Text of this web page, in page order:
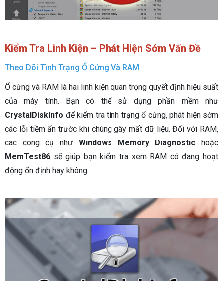
Kiểm Tra Linh Kiện – Phát Hiện Sớm Vấn Đề
Theo Dõi Tình Trạng Ổ Cứng Và RAM
Ổ cứng và RAM là hai linh kiện quan trọng quyết định hiệu suất
của máy tính. Bạn có thể sử dụng phần mềm như
CrystalDiskInfo để kiểm tra tình trạng ổ cứng, phát hiện sớm
các lỗi tiềm ẩn trước khi chúng gây mất dữ liệu. Đối với RAM,
các công cụ như Windows Memory Diagnostic hoặc
MemTest86 sẽ giúp bạn kiểm tra xem RAM có đang hoạt
động ổn định hay không.